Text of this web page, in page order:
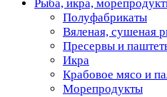
Рыба, икра,
Полуфабрикаты
Вяленая, сушеная
Пресервы и
Икра
Крабовое мясо и
Морепродукты